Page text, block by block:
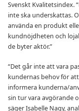
Svenskt Kvalitetsindex.
inte ska underskattas.
använda en produkt
kundnöjdheten och
de byter aktör.”
“Det går inte att vara
kundernas behov för
informera kunderna/
sin tur vara avgörande
säger Isabelle Nagy,